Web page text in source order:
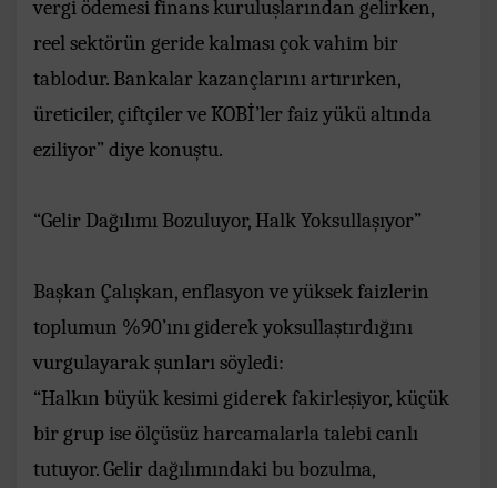
vergi ödemesi finans kuruluşlarından gelirken,
reel sektörün geride kalması çok vahim bir
tablodur. Bankalar kazançlarını artırırken,
üreticiler, çiftçiler ve KOBİ’ler faiz yükü altında
eziliyor” diye konuştu.
“Gelir Dağılımı Bozuluyor, Halk Yoksullaşıyor”
Başkan Çalışkan, enflasyon ve yüksek faizlerin
toplumun %90’ını giderek yoksullaştırdığını
vurgulayarak şunları söyledi:
“Halkın büyük kesimi giderek fakirleşiyor, küçük
bir grup ise ölçüsüz harcamalarla talebi canlı
tutuyor. Gelir dağılımındaki bu bozulma,